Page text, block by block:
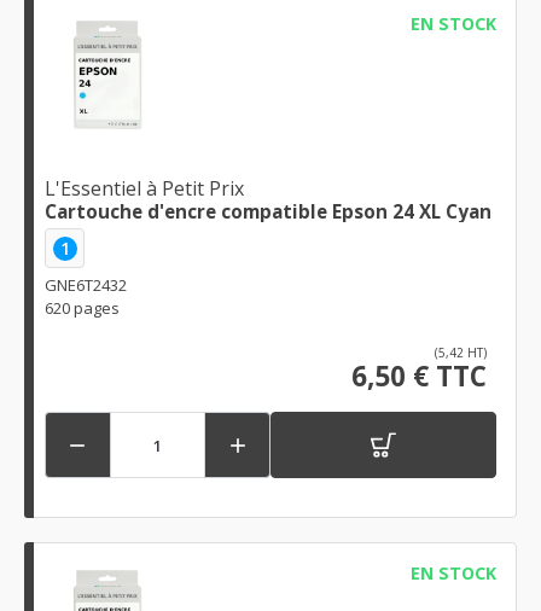
EN STOCK
L'Essentiel à Petit Prix
Cartouche d'encre compatible Epson 24 XL Cyan
1
GNE6T2432
620 pages
(5,42 HT)
6,50 € TTC
 
EN STOCK